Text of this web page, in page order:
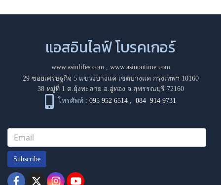
แอสอินไลฟ์ โบรคเกอร์
www.asinlifes.com, www.asinontime.com
29 ซอยเศรษฐกิจ 5 แขวงบางแค เขตบางแค กรุงเทพฯ 10160
38 หมู่ที่ 1 ต.ยุ้งทะลาย อ.อู่ทอง จ.สุพรรณบุรี 72160
โทรศัพท์ : 095 952 6514 ,084 914 9731
Subscribe